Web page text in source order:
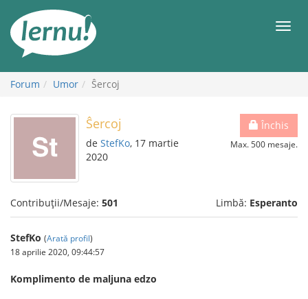
conținut
Forum Umor Ŝercoj
Închis
Max. 500 mesaje.
Ŝercoj
de StefKo, 17 martie
2020
Contribuții/Mesaje: 501 Limbă: Esperanto
StefKo (Arată profil)
18 aprilie 2020, 09:44:57
Komplimento de maljuna edzo